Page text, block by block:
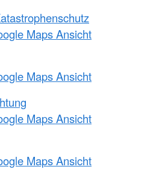
Maps Ansicht
Maps Ansicht
Maps Ansicht
Maps Ansicht